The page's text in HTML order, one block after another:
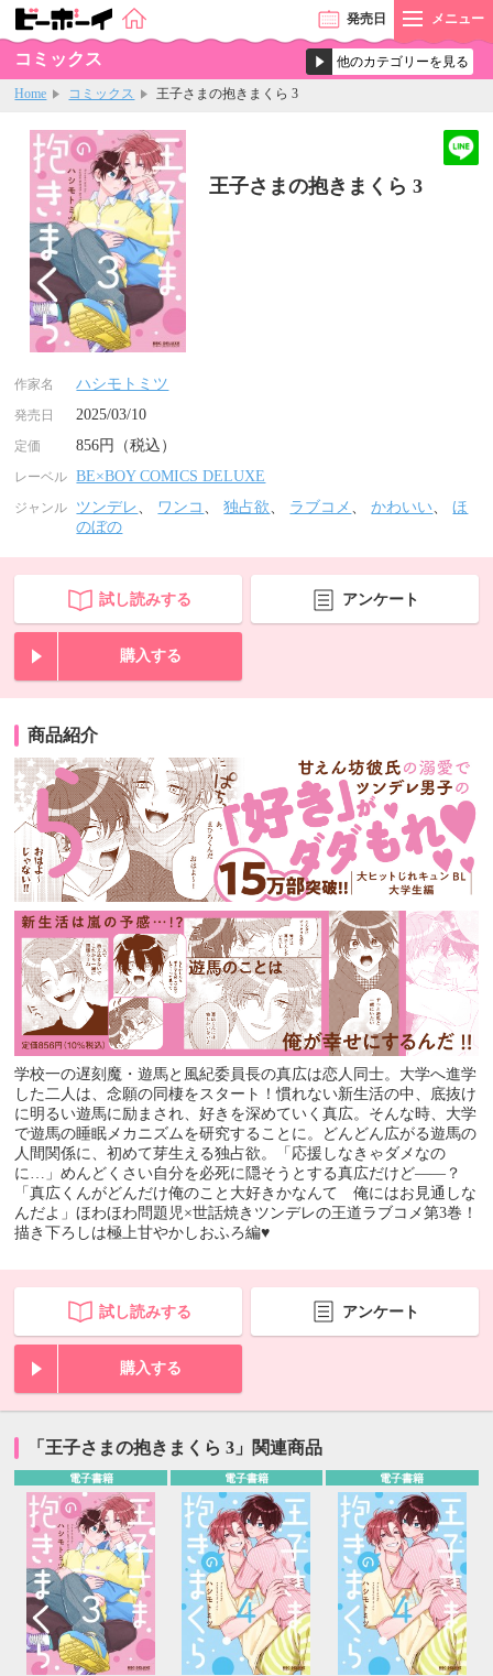
発売日 メニュー
コミックス
Home コミックス 王子さまの抱きまくら 3
王子さまの抱きまくら 3
作家名 ハシモトミツ
発売日 2025/03/10
定価 856円（税込）
レーベル BE×BOY COMICS DELUXE
ジャンル ツンデレ 、 ワンコ 、独占欲、 ラブコメ 、かわいい、ほ
のぼの
試し読みする アンケート
購入する
商品紹介
学校一の遅刻魔・遊馬と風紀委員長の真広は恋人同士。大学へ進学
した二人は、念願の同棲をスタート！慣れない新生活の中、底抜け
に明るい遊馬に励まされ、好きを深めていく真広。そんな時、大学
で遊馬の睡眠メカニズムを研究することに。どんどん広がる遊馬の
人間関係に、初めて芽生える独占欲。「応援しなきゃダメなの
に…」めんどくさい自分を必死に隠そうとする真広だけど――？
「真広くんがどんだけ俺のこと大好きかなんて 俺にはお見通しな
んだよ」ほわほわ問題児×世話焼きツンデレの王道ラブコメ第3巻！
描き下ろしは極上甘やかしおふろ編♥
試し読みする アンケート
購入する
「王子さまの抱きまくら 3」関連商品
電子書籍 電子書籍 電子書籍